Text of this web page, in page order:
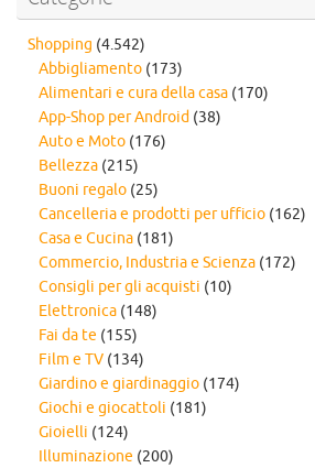
Shopping (4.542)
Abbigliamento (173)
Alimentari e cura della casa (170)
App-Shop per Android (38)
Auto e Moto (176)
Bellezza (215)
Buoni regalo (25)
Cancelleria e prodotti per ufficio (162)
Casa e Cucina (181)
Commercio, Industria e Scienza (172)
Consigli per gli acquisti (10)
Elettronica (148)
Fai da te (155)
Film e TV (134)
Giardino e giardinaggio (174)
Giochi e giocattoli (181)
Gioielli (124)
Illuminazione (200)